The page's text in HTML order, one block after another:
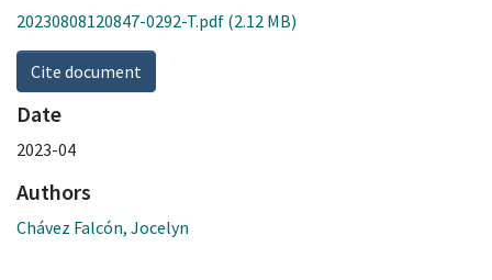
20230808120847-0292-T.pdf (2.12 MB)
Cite document
Date
2023-04
Authors
Chávez Falcón, Jocelyn